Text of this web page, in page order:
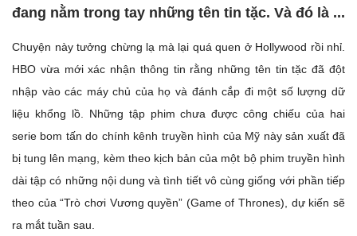
đang nằm trong tay những tên tin tặc. Và đó là ...
Chuyện này tưởng chừng lạ mà lại quá quen ở Hollywood rồi nhỉ.
HBO vừa mới xác nhận thông tin rằng những tên tin tặc đã đột
nhập vào các máy chủ của họ và đánh cắp đi một số lượng dữ
liệu khổng lồ. Những tập phim chưa được công chiếu của hai
serie bom tấn do chính kênh truyền hình của Mỹ này sản xuất đã
bị tung lên mạng, kèm theo kịch bản của một bộ phim truyền hình
dài tập có những nội dung và tình tiết vô cùng giống với phần tiếp
theo của “Trò chơi Vương quyền” (Game of Thrones), dự kiến sẽ
ra mắt tuần sau.